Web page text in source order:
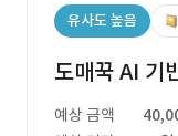
유사도 높음
도매꾹 AI 기
예상 금액